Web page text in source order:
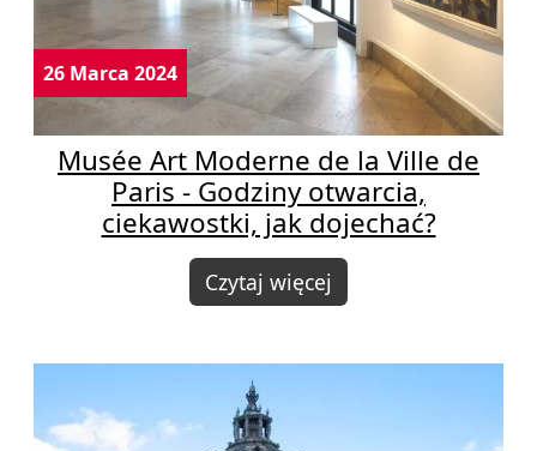
26 Marca 2024
Musée Art Moderne de la Ville de
Paris - Godziny otwarcia,
ciekawostki, jak dojechać?
Czytaj więcej